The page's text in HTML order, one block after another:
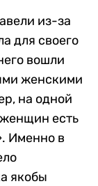
из-за
для своего
вошли
женскими
на одной
есть
Именно в
якобы